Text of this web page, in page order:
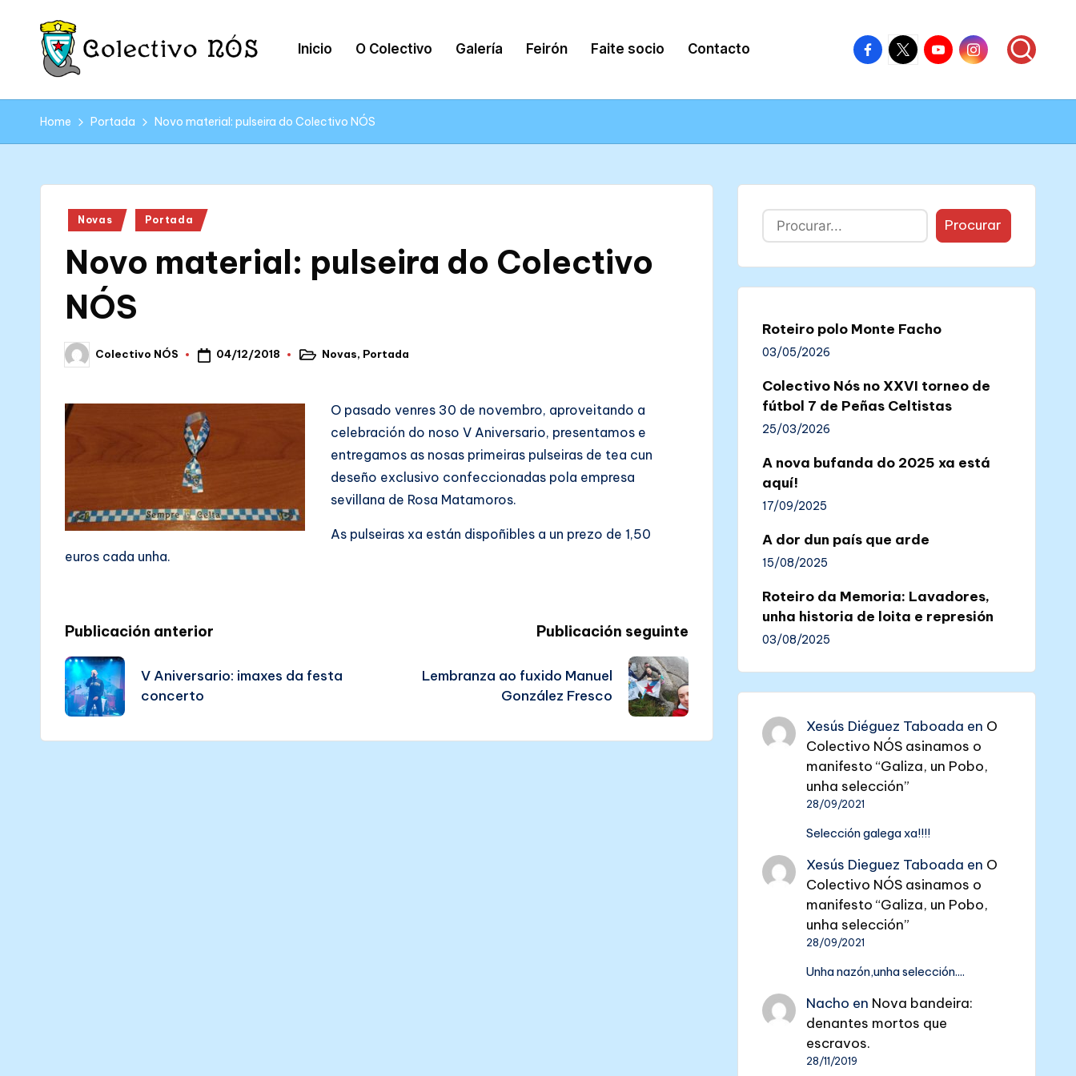
C
o
e
web
oficial
Colectivo
NÓS
Inicio O Colectivo Galería Feirón Faite socio Contacto
Facebook
–
Nós
X
–
Nós
Youtube
–
Nós
Instagram
–
Nós
Home Portada Novo material: pulseira do Colectivo NÓS
Posted
Novas Portada
Novo material: pulseira do Colectivo
NÓS
Posted
by
Colectivo NÓS 04/12/2018
PostedNovas, Portada
O pasado venres 30 de novembro, aproveitando a
celebración do noso V Aniversario, presentamos e
entregamos as nosas primeiras pulseiras de tea cun
deseño exclusivo confeccionadas pola empresa
sevillana de Rosa Matamoros.
As pulseiras xa están dispoñibles a un prezo de 1,50
euros cada unha.
Post
navigation
Publicación anterior
V Aniversario: imaxes da festa
concerto
Publicación seguinte
Lembranza ao fuxido Manuel
González Fresco
Buscar Procurar
Roteiro polo Monte Facho
03/05/2026
Colectivo Nós no XXVI torneo de
fútbol 7 de Peñas Celtistas
25/03/2026
A nova bufanda do 2025 xa está
aquí!
17/09/2025
A dor dun país que arde
15/08/2025
Roteiro da Memoria: Lavadores,
unha historia de loita e represión
03/08/2025
Xesús Diéguez Taboada en O
Colectivo NÓS asinamos o
manifesto “Galiza, un Pobo,
unha selección”
28/09/2021
Selección galega xa!!!!
Xesús Dieguez Taboada en O
Colectivo NÓS asinamos o
manifesto “Galiza, un Pobo,
unha selección”
28/09/2021
Unha nazón,unha selección....
Nacho en Nova bandeira:
denantes mortos que
escravos.
28/11/2019